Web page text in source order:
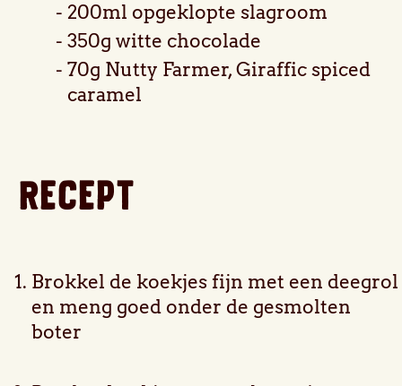
200ml opgeklopte slagroom
350g witte chocolade
70g Nutty Farmer, Giraffic spiced
caramel
RECEPT
Brokkel de koekjes fijn met een deegrol
en meng goed onder de gesmolten
boter